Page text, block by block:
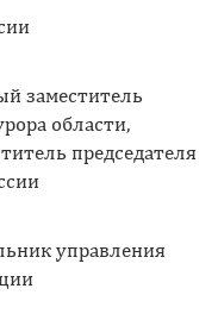
заместитель
области,
председателя
управления